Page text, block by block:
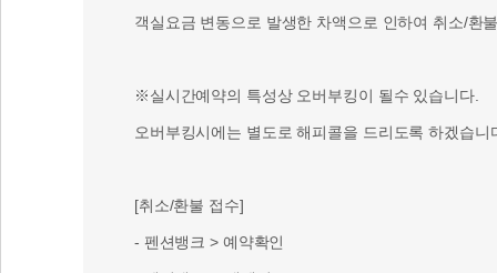
객실요금 변동으로 발생한 차액으로 인하여 취소/환
※실시간예약의 특성상 오버부킹이 될수 있습니다.
오버부킹시에는 별도로 해피콜을 드리도록 하겠습니
[취소/환불 접수]
- 펜션뱅크 > 예약확인